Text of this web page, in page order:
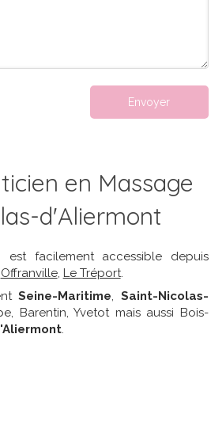
Envoyer
en Massage
d'Aliermont
est facilement accessible depuis
Offranville, Le Tréport.
Seine-Maritime, Saint-Nicolas-
Barentin, Yvetot mais aussi Bois-
.